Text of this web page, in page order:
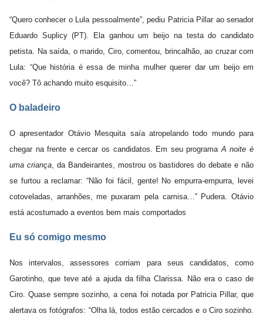
“Quero conhecer o Lula pessoalmente”, pediu Patricia Pillar ao senador
Eduardo Suplicy (PT). Ela ganhou um beijo na testa do candidato
petista. Na saída, o marido, Ciro, comentou, brincalhão, ao cruzar com
Lula: “Que história é essa de minha mulher querer dar um beijo em
você? Tô achando muito esquisito…”
O baladeiro
O apresentador Otávio Mesquita saía atropelando todo mundo para
chegar na frente e cercar os candidatos. Em seu programaA noite é
uma criança, da Bandeirantes, mostrou os bastidores do debate e não
se furtou a reclamar: “Não foi fácil, gente! No empurra-empurra, levei
cotoveladas, arranhões, me puxaram pela camisa…” Pudera. Otávio
está acostumado a eventos bem mais comportados
Eu só comigo mesmo
Nos intervalos, assessores corriam para seus candidatos, como
Garotinho, que teve até a ajuda da filha Clarissa. Não era o caso de
Ciro. Quase sempre sozinho, a cena foi notada por Patricia Pillar, que
alertava os fotógrafos: “Olha lá, todos estão cercados e o Ciro sozinho.